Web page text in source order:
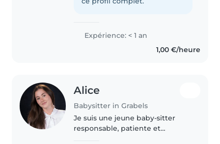
Expérience: < 1 an
1,00 €/heure
Alice
Babysitter in Grabels
Je suis une jeune baby-sitter
responsable, patiente et